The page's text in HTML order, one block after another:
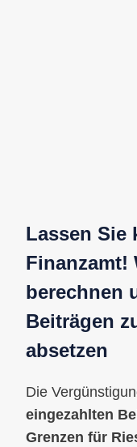
Lassen Sie
Finanzamt!
berechnen
Beiträgen
absetzen
Die
eingezahlten
Grenzen für